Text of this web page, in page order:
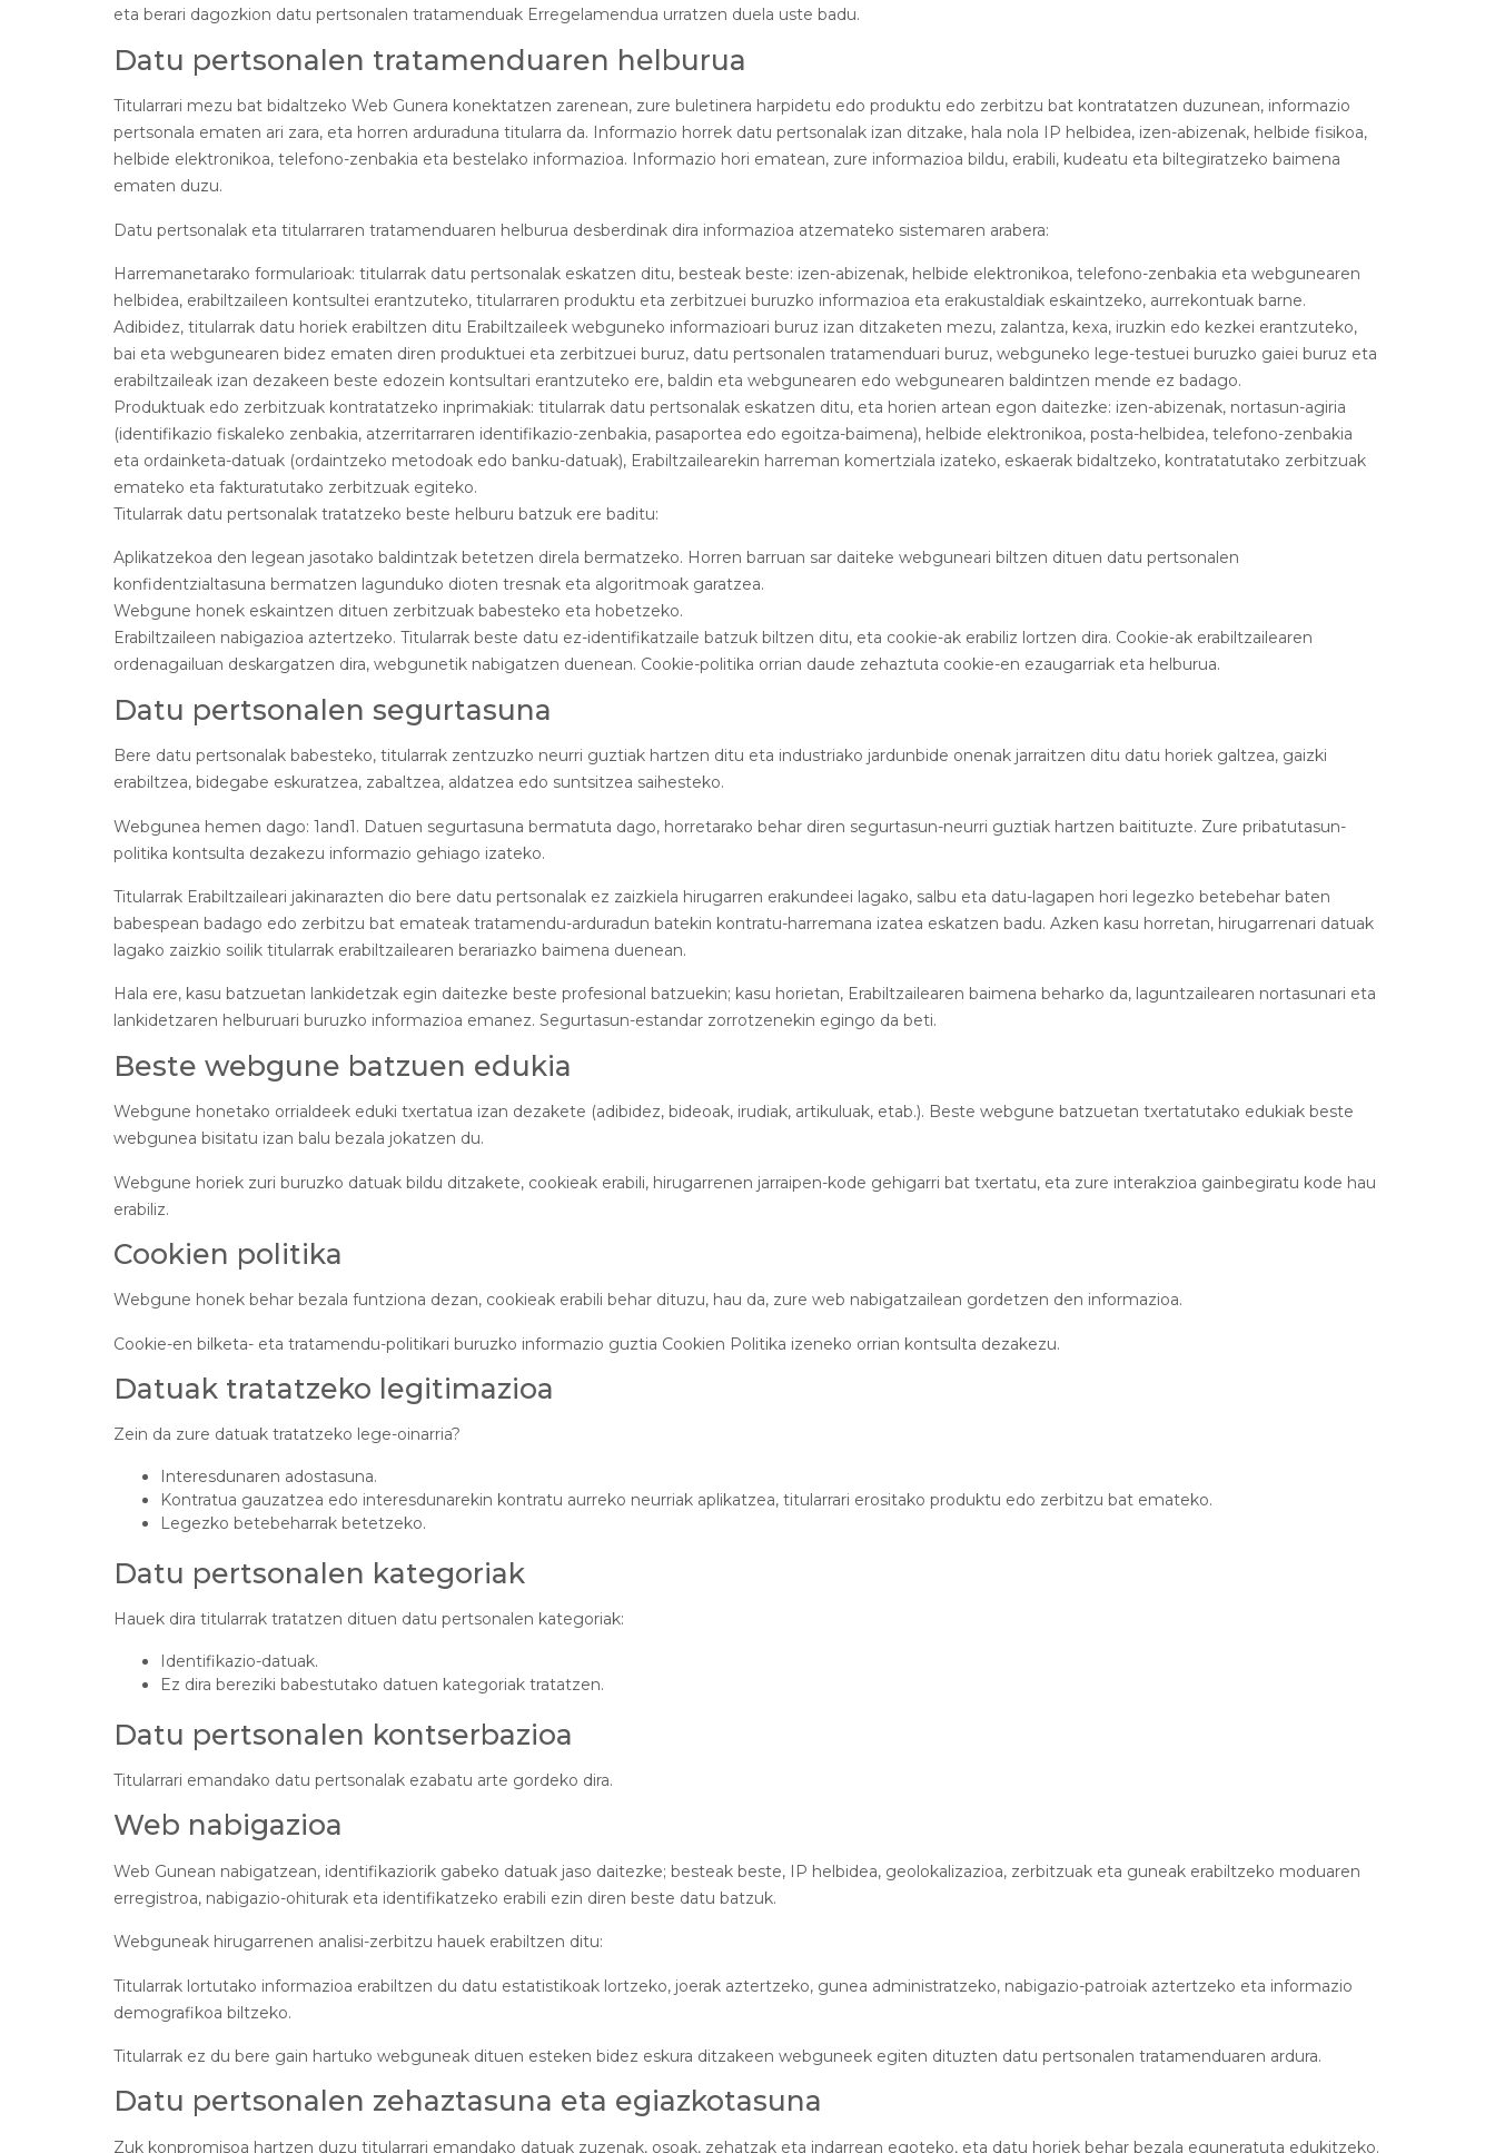
eta berari dagozkion datu pertsonalen tratamenduak Erregelamendua urratzen duela uste badu.
Datu pertsonalen tratamenduaren helburua
Titularrari mezu bat bidaltzeko Web Gunera konektatzen zarenean, zure buletinera harpidetu edo produktu edo zerbitzu bat kontratatzen duzunean, informazio
pertsonala ematen ari zara, eta horren arduraduna titularra da. Informazio horrek datu pertsonalak izan ditzake, hala nola IP helbidea, izen-abizenak, helbide fisikoa,
helbide elektronikoa, telefono-zenbakia eta bestelako informazioa. Informazio hori ematean, zure informazioa bildu, erabili, kudeatu eta biltegiratzeko baimena
ematen duzu.
Datu pertsonalak eta titularraren tratamenduaren helburua desberdinak dira informazioa atzemateko sistemaren arabera:
Harremanetarako formularioak: titularrak datu pertsonalak eskatzen ditu, besteak beste: izen-abizenak, helbide elektronikoa, telefono-zenbakia eta webgunearen
helbidea, erabiltzaileen kontsultei erantzuteko, titularraren produktu eta zerbitzuei buruzko informazioa eta erakustaldiak eskaintzeko, aurrekontuak barne.
Adibidez, titularrak datu horiek erabiltzen ditu Erabiltzaileek webguneko informazioari buruz izan ditzaketen mezu, zalantza, kexa, iruzkin edo kezkei erantzuteko,
bai eta webgunearen bidez ematen diren produktuei eta zerbitzuei buruz, datu pertsonalen tratamenduari buruz, webguneko lege-testuei buruzko gaiei buruz eta
erabiltzaileak izan dezakeen beste edozein kontsultari erantzuteko ere, baldin eta webgunearen edo webgunearen baldintzen mende ez badago.
Produktuak edo zerbitzuak kontratatzeko inprimakiak: titularrak datu pertsonalak eskatzen ditu, eta horien artean egon daitezke: izen-abizenak, nortasun-agiria
(identifikazio fiskaleko zenbakia, atzerritarraren identifikazio-zenbakia, pasaportea edo egoitza-baimena), helbide elektronikoa, posta-helbidea, telefono-zenbakia
eta ordainketa-datuak (ordaintzeko metodoak edo banku-datuak), Erabiltzailearekin harreman komertziala izateko, eskaerak bidaltzeko, kontratatutako zerbitzuak
emateko eta fakturatutako zerbitzuak egiteko.
Titularrak datu pertsonalak tratatzeko beste helburu batzuk ere baditu:
Aplikatzekoa den legean jasotako baldintzak betetzen direla bermatzeko. Horren barruan sar daiteke webguneari biltzen dituen datu pertsonalen
konfidentzialtasuna bermatzen lagunduko dioten tresnak eta algoritmoak garatzea.
Webgune honek eskaintzen dituen zerbitzuak babesteko eta hobetzeko.
Erabiltzaileen nabigazioa aztertzeko. Titularrak beste datu ez-identifikatzaile batzuk biltzen ditu, eta cookie-ak erabiliz lortzen dira. Cookie-ak erabiltzailearen
ordenagailuan deskargatzen dira, webgunetik nabigatzen duenean. Cookie-politika orrian daude zehaztuta cookie-en ezaugarriak eta helburua.
Datu pertsonalen segurtasuna
Bere datu pertsonalak babesteko, titularrak zentzuzko neurri guztiak hartzen ditu eta industriako jardunbide onenak jarraitzen ditu datu horiek galtzea, gaizki
erabiltzea, bidegabe eskuratzea, zabaltzea, aldatzea edo suntsitzea saihesteko.
Webgunea hemen dago: 1and1. Datuen segurtasuna bermatuta dago, horretarako behar diren segurtasun-neurri guztiak hartzen baitituzte. Zure pribatutasun-
politika kontsulta dezakezu informazio gehiago izateko.
Titularrak Erabiltzaileari jakinarazten dio bere datu pertsonalak ez zaizkiela hirugarren erakundeei lagako, salbu eta datu-lagapen hori legezko betebehar baten
babespean badago edo zerbitzu bat emateak tratamendu-arduradun batekin kontratu-harremana izatea eskatzen badu. Azken kasu horretan, hirugarrenari datuak
lagako zaizkio soilik titularrak erabiltzailearen berariazko baimena duenean.
Hala ere, kasu batzuetan lankidetzak egin daitezke beste profesional batzuekin; kasu horietan, Erabiltzailearen baimena beharko da, laguntzailearen nortasunari eta
lankidetzaren helburuari buruzko informazioa emanez. Segurtasun-estandar zorrotzenekin egingo da beti.
Beste webgune batzuen edukia
Webgune honetako orrialdeek eduki txertatua izan dezakete (adibidez, bideoak, irudiak, artikuluak, etab.). Beste webgune batzuetan txertatutako edukiak beste
webgunea bisitatu izan balu bezala jokatzen du.
Webgune horiek zuri buruzko datuak bildu ditzakete, cookieak erabili, hirugarrenen jarraipen-kode gehigarri bat txertatu, eta zure interakzioa gainbegiratu kode hau
erabiliz.
Cookien politika
Webgune honek behar bezala funtziona dezan, cookieak erabili behar dituzu, hau da, zure web nabigatzailean gordetzen den informazioa.
Cookie-en bilketa- eta tratamendu-politikari buruzko informazio guztia Cookien Politika izeneko orrian kontsulta dezakezu.
Datuak tratatzeko legitimazioa
Zein da zure datuak tratatzeko lege-oinarria?
Interesdunaren adostasuna.
Kontratua gauzatzea edo interesdunarekin kontratu aurreko neurriak aplikatzea, titularrari erositako produktu edo zerbitzu bat emateko.
Legezko betebeharrak betetzeko.
Datu pertsonalen kategoriak
Hauek dira titularrak tratatzen dituen datu pertsonalen kategoriak:
Identifikazio-datuak.
Ez dira bereziki babestutako datuen kategoriak tratatzen.
Datu pertsonalen kontserbazioa
Titularrari emandako datu pertsonalak ezabatu arte gordeko dira.
Web nabigazioa
Web Gunean nabigatzean, identifikaziorik gabeko datuak jaso daitezke; besteak beste, IP helbidea, geolokalizazioa, zerbitzuak eta guneak erabiltzeko moduaren
erregistroa, nabigazio-ohiturak eta identifikatzeko erabili ezin diren beste datu batzuk.
Webguneak hirugarrenen analisi-zerbitzu hauek erabiltzen ditu:
Titularrak lortutako informazioa erabiltzen du datu estatistikoak lortzeko, joerak aztertzeko, gunea administratzeko, nabigazio-patroiak aztertzeko eta informazio
demografikoa biltzeko.
Titularrak ez du bere gain hartuko webguneak dituen esteken bidez eskura ditzakeen webguneek egiten dituzten datu pertsonalen tratamenduaren ardura.
Datu pertsonalen zehaztasuna eta egiazkotasuna
Zuk konpromisoa hartzen duzu titularrari emandako datuak zuzenak, osoak, zehatzak eta indarrean egoteko, eta datu horiek behar bezala eguneratuta edukitzeko.